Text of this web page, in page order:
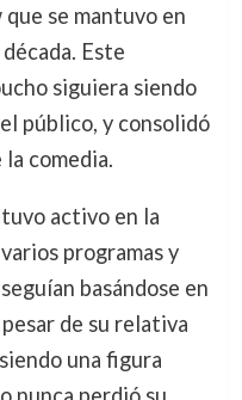
se mantuvo en
Este
siguiera siendo
público, y consolidó
comedia.
activo en la
programas y
basándose en
de su relativa
una figura